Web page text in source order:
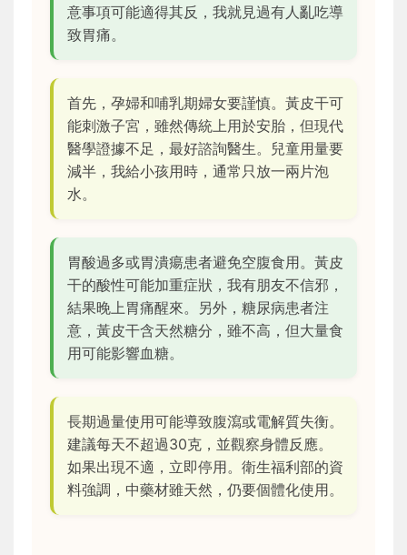
意事項可能適得其反，我就見過有人亂吃導
致胃痛。
首先，孕婦和哺乳期婦女要謹慎。黃皮干可
能刺激子宮，雖然傳統上用於安胎，但現代
醫學證據不足，最好諮詢醫生。兒童用量要
減半，我給小孩用時，通常只放一兩片泡
水。
胃酸過多或胃潰瘍患者避免空腹食用。黃皮
干的酸性可能加重症狀，我有朋友不信邪，
結果晚上胃痛醒來。另外，糖尿病患者注
意，黃皮干含天然糖分，雖不高，但大量食
用可能影響血糖。
長期過量使用可能導致腹瀉或電解質失衡。
建議每天不超過30克，並觀察身體反應。
如果出現不適，立即停用。衛生福利部的資
料強調，中藥材雖天然，仍要個體化使用。